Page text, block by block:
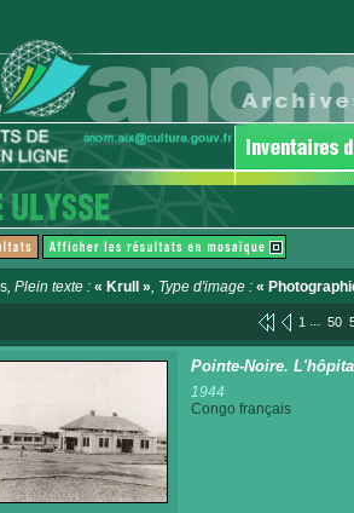
, Plein texte : « Krull », Type d'image : «
1 ... 50
Pointe-Noire.
1944
Congo français